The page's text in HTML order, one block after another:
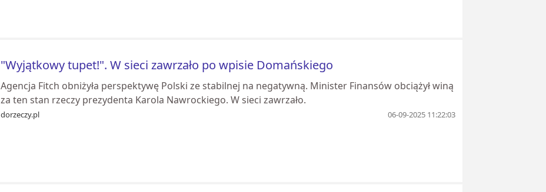
"Wyjątkowy tupet!". W sieci zawrzało po wpisie Domańskiego
Agencja Fitch obniżyła perspektywę Polski ze stabilnej na negatywną. Minister Finansów obciążył winą
za ten stan rzeczy prezydenta Karola Nawrockiego. W sieci zawrzało.
dorzeczy.pl 06-09-2025 11:22:03